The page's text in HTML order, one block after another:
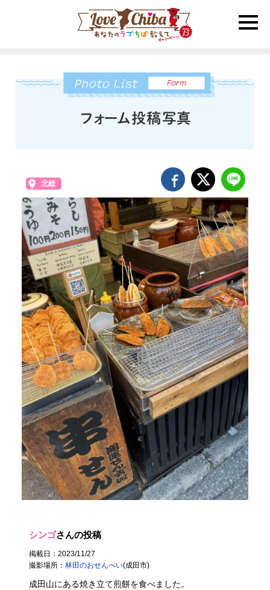
toggle
北総
シンゴさんの投稿
掲載日：2023/11/27
撮影場所：林田のおせんべい(成田市)
成田山にある焼き立て煎餅を食べました。